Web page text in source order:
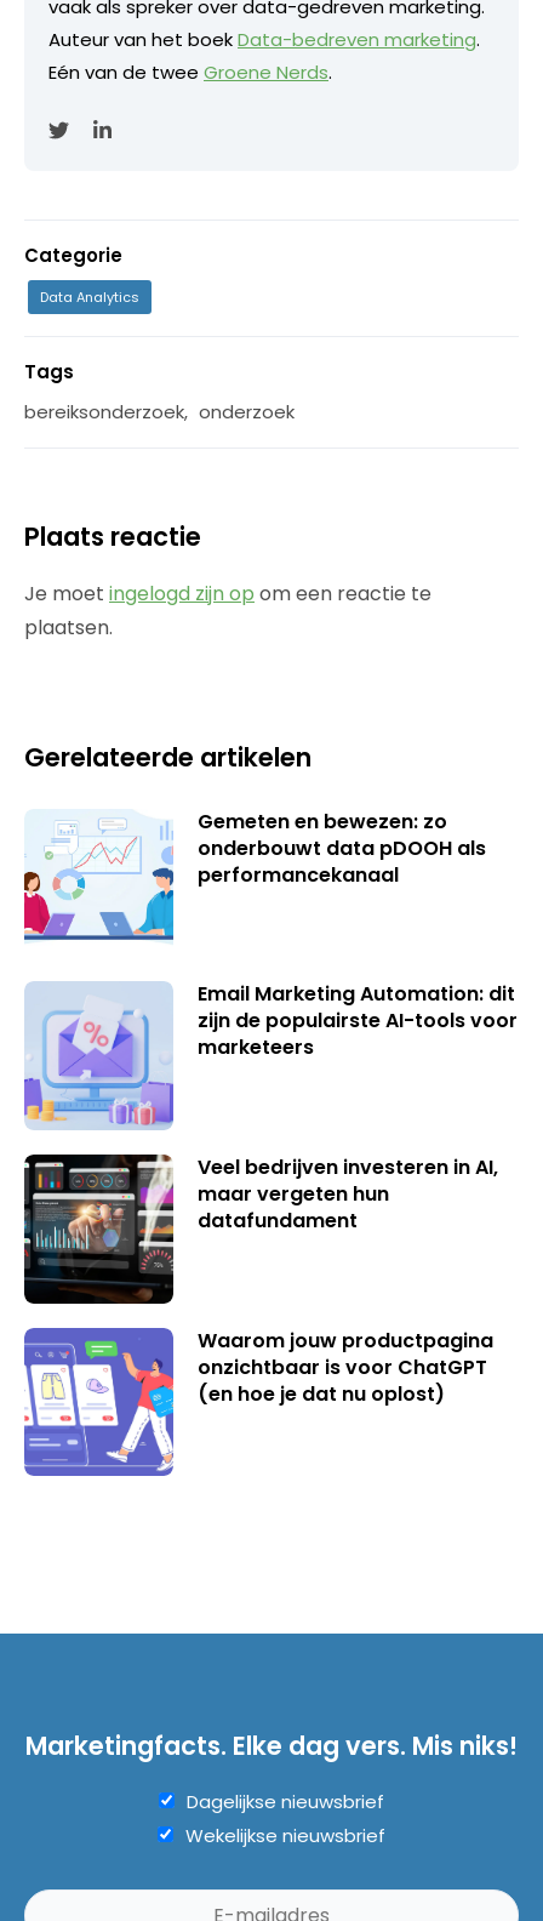
vaak als spreker over data-gedreven marketing.
Auteur van het boekData-bedreven marketing.
Eén van de twee Groene Nerds.
Categorie
Data Analytics
Tags
bereiksonderzoek, onderzoek
Plaats reactie
Je moet ingelogd zijn op om een reactie te
plaatsen.
Gerelateerde artikelen
Gemeten en bewezen: zo
onderbouwt data pDOOH als
performancekanaal
Email Marketing Automation: dit
zijn de populairste AI-tools voor
marketeers
Veel bedrijven investeren in AI,
maar vergeten hun
datafundament
Waarom jouw productpagina
onzichtbaar is voor ChatGPT
(en hoe je dat nu oplost)
Marketingfacts. Elke dag vers. Mis niks!
Dagelijkse nieuwsbrief
Wekelijkse nieuwsbrief